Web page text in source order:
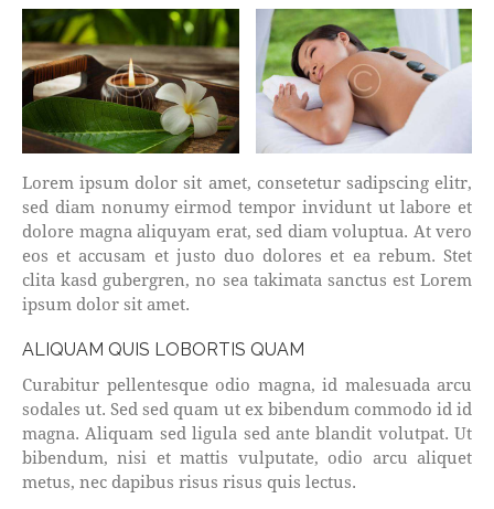
Lorem ipsum dolor sit amet, consetetur sadipscing elitr,
sed diam nonumy eirmod tempor invidunt ut labore et
dolore magna aliquyam erat, sed diam voluptua. At vero
eos et accusam et justo duo dolores et ea rebum. Stet
clita kasd gubergren, no sea takimata sanctus est Lorem
ipsum dolor sit amet.
ALIQUAM QUIS LOBORTIS QUAM
Curabitur pellentesque odio magna, id malesuada arcu
sodales ut. Sed sed quam ut ex bibendum commodo id id
magna. Aliquam sed ligula sed ante blandit volutpat. Ut
bibendum, nisi et mattis vulputate, odio arcu aliquet
metus, nec dapibus risus risus quis lectus.